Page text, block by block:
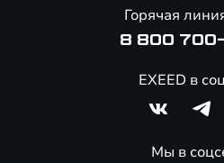
Специальные предложения
Горячая
8 800
EXEED в
Мы в